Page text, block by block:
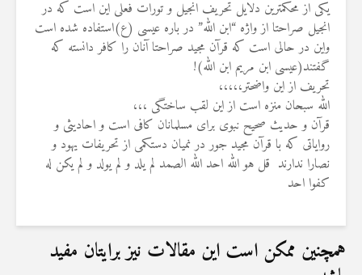
یکی از محکمترین دلایل تحریف انجیل و تورات فعلی این است که در
انجیل صراحتا از واژه “ابن الله” در باره عیسی (ع)استفاده شده است
واین در حالی است که قرآن مجید صراحتا آنان را کافر دانسته که
گفتند(عیسی ابن مریم ابن الله)!
تحریف از این واضحتر،،،،،
الله سبحان منزه است از این لقب ساختگی ،،،
قرآن و حدیث صحیح نبوی برای مسلمانان کافی است و احادیثی و
روایاتی که با قرآن مجید جور در نمیان دستکمی از تحریفات یهود و
نصارا ندارند ‏‎ ‎قل هو الله احد الله الصمد لم یلد و لم یولد و لم یکن له
کفوا احد
همچنین ممکن است این مقالات نیز برایتان مفید